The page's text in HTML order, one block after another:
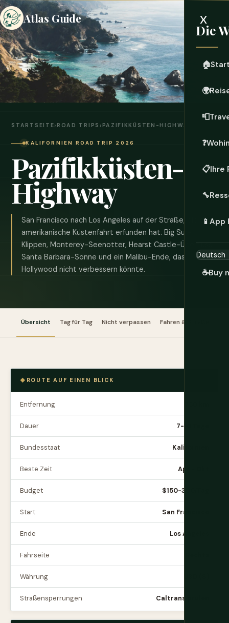
Atlas Guide x
Die
🏠
🌍
📮
❓
📋Ihre
🔧
📱 App
☕Buy
STARTSEITE›ROAD TRIPS ›PAZIFIKKÜSTEN-HIGHWAY
KALIFORNIEN ROAD TRIP 2026
Pazifikküsten-
Highway
San Francisco nach Los Angeles auf der Straße, die die
amerikanische Küstenfahrt erfunden hat. Big Sur-
Klippen, Monterey-Seenotter, Hearst Castle-Überfluss,
Santa Barbara-Sonne und ein Malibu-Ende, das
Hollywood nicht verbessern könnte.
Übersicht Tag für Tag Nicht verpassen Fahren & Straße
ROUTE AUF EINEN BLICK
Entfernung
Dauer 7-10 Tage
Bundesstaat Kalifornien
Beste Zeit Apr - Okt
Budget $150-300/Tag
Start San Francisco
Ende Los Angeles
Fahrseite
Währung
Straßensperrungen Caltrans prüfen